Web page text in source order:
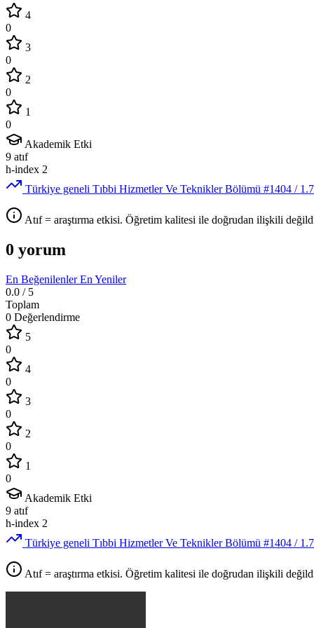
4
0
3
0
2
0
1
0
Akademik Etki
9 atıf
h-index 2
Türkiye geneli Tıbbi Hizmetler Ve Teknikler Bölümü #1404 /
Atıf = araştırma etkisi. Öğretim kalitesi ile doğrudan ilişkili
0 yorum
En BeğenilenlerEn Yeniler
0.0 / 5
Toplam
0 Değerlendirme
5
0
4
0
3
0
2
0
1
0
Akademik Etki
9 atıf
h-index 2
Türkiye geneli Tıbbi Hizmetler Ve Teknikler Bölümü #1404 /
Atıf = araştırma etkisi. Öğretim kalitesi ile doğrudan ilişkili